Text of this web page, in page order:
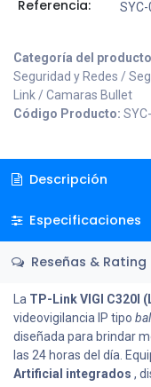
Referencia:
Categoría del
Seguridad y Redes /
Link / Camaras Bullet
Código Producto:
Descripción
Especificaciones
Reseñas & Rating
La TP-Link VIGI C320I
videovigilancia IP tipo
diseñada para brindar
las 24 horas del día.
Artificial integrados ,